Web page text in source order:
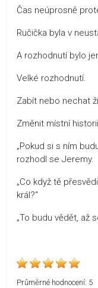
Čas neúprosně
Ručička byla v
A rozhodnutí bylo
Velké rozhodnutí.
Zabít nebo nechat
Změnit místní
„Pokud si s ním
rozhodl se Jeremy.
„Co když tě
král?“
„To budu vědět, až
Průměrné hodnocení: 5